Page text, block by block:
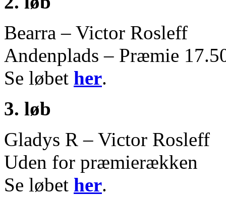
Bearra – Victor Rosleff
Andenplads – Præmie
Se løbet her.
3. løb
Gladys R – Victor Rosleff
Uden for præmierækken
Se løbet her.